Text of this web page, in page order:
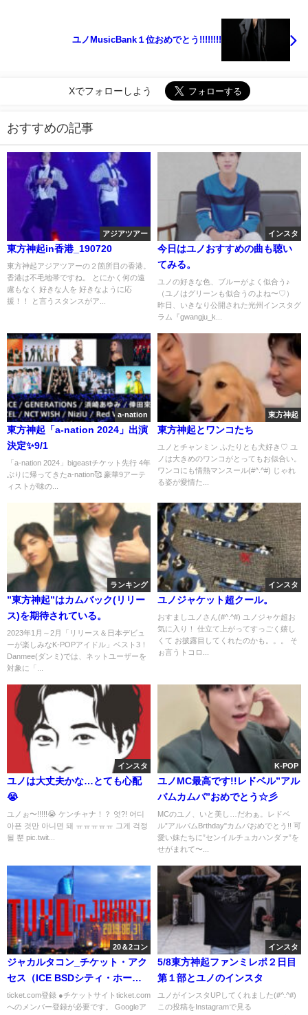
ユノMusicBank１位おめでとう!!!!!!!!
Xでフォローしよう
おすすめの記事
アジアツアー
東方神起in香港_190720
東方神起アジアツアーの２箇所目の香港。
香港は不毛地帯ですね。 とにかく何の遠
慮もなく 好きな人を 好きなように応
援！！ と言うスタンスがア...
インスタ
今日はユノおすすめの曲も聴い
てみる。
ユノの好きな色、ブルーがよく似合う♪
（ユノはグリーンも似合うのよね〜♡）
昨日、いきなり公開された光州インスタグ
ラム『gwangju_k...
a-nation
東方神起「a-nation 2024」出演
決定✨9/1
「a-nation 2024」bigeastチケット先行 4年
ぶりに帰ってきたa-nation🥰 豪華9アーテ
ィストが味の...
東方神起
東方神起とワンコたち
ユノとチャンミン ふたりとも犬好き♡ ユ
ノは大きめのワンコがとってもお似合い。
ワンコにも情熱マンスール(#^.^#) じゃれ
る姿が愛情た...
ランキング
”東方神起”はカムバック(リリー
ス)を期待されている。
2023年1月～2月「リリース＆日本デビュ
ーが楽しみなK-POPアイドル」ベスト3！
Danmee(ダンミ)では、ネットユーザーを
対象に「...
インスタ
ユノジャケット超クール。
おすましユノさん(#^.^#) ユノジャケ超お
気に入り！ 仕立て上がってすっごく嬉し
くて お披露目してくれたのかも。。。 そ
ぉ言うトコロ...
インスタ
ユノは大丈夫かな…とても心配
😭
ユノぉ〜!!!!!😭 ケンチャナ！？ 엇?! 어디
아픈 것만 아니면 돼 ㅠㅠㅠㅠㅠ 그게 걱정
될 뿐 pic.twit...
K-POP
ユノMC最高です!!レドベル”アル
バムカムバ”おめでとう☆彡
MCのユノ、いと美し…だわぁ。レドベ
ル”アルバムBrthday"カムバおめでとう!! 可
愛い妹たちに”センイルチュカハンダァ”を
せがまれて〜...
20＆2コン
ジャカルタコン_チケット・アク
セス（ICE BSDシティ・ホー
ル）
ticket.com登録 ●チケットサイトticket.com
へのメンバー登録が必要です。 Googleア
インスタ
5/8東方神起ファンミレポ２日目
第１部とユノのインスタ
ユノがインスタUPしてくれました(#^.^#)
この投稿をInstagramで見る